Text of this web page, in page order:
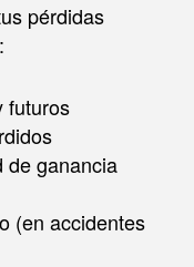
pérdidas
futuros
de ganancia
(en accidentes